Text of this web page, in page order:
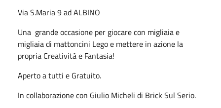
Via S.Maria 9 ad ALBINO
Una grande occasione per giocare con migliaia e
migliaia di mattoncini Lego e mettere in azione la
propria Creatività e Fantasia!
Aperto a tutti e Gratuito.
In collaborazione con Giulio Micheli di Brick Sul Serio.